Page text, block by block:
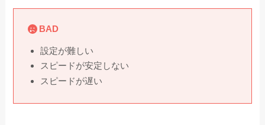
BAD
設定が難しい
スピードが安定しない
スピードが遅い